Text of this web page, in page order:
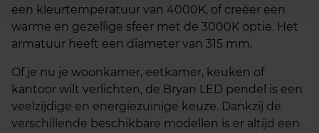
een kleurtemperatuur van 4000K, of creëer een
warme en gezellige sfeer met de 3000K optie. Het
armatuur heeft een diameter van 315 mm.
Of je nu je woonkamer, eetkamer, keuken of
kantoor wilt verlichten, de Bryan LED pendel is een
veelzijdige en energiezuinige keuze. Dankzij de
verschillende beschikbare modellen is er altijd een